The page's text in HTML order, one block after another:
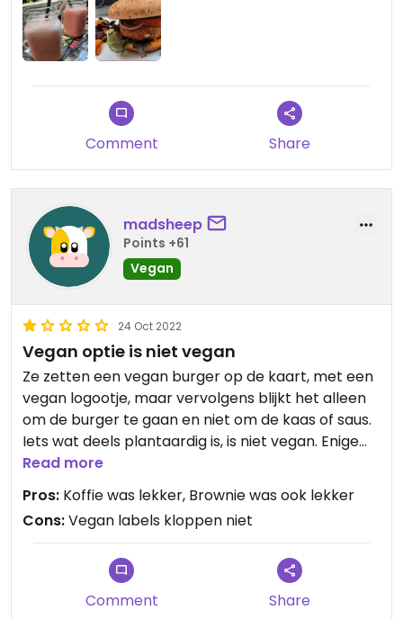
Comment Share
madsheep
Points +61
Vegan
24 Oct 2022
Vegan optie is niet vegan
Ze zetten een vegan burger op de kaart, met een
vegan logootje, maar vervolgens blijkt het alleen
om de burger te gaan en niet om de kaas of saus.
Iets wat deels plantaardig is, is niet vegan. Enige
andere vegan opties waren een broodje hummus
en een brownie. De brownie was lekker, maar het
is niet acceptabel om iets als vegan te labelen als
dat niet zo is.
Read more
Pros: Koffie was lekker, Brownie was ook lekker
Cons:Vegan labels kloppen niet
Comment Share